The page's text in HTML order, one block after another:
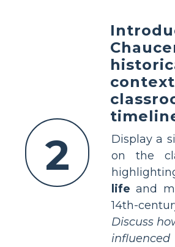
2
Display a
on the
life and
14th-
Discuss